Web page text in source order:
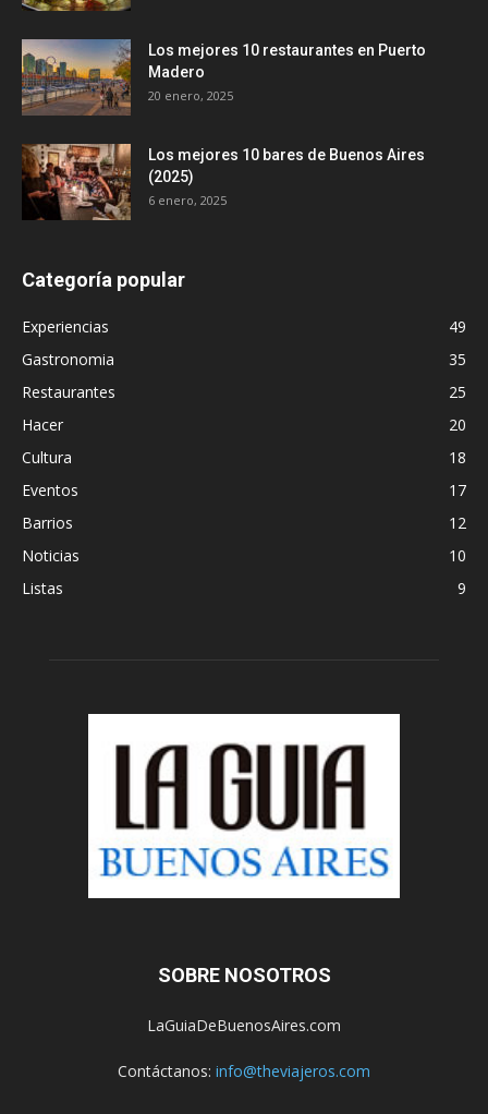
Los mejores 10 restaurantes en Puerto
Madero
20 enero, 2025
Los mejores 10 bares de Buenos Aires
(2025)
6 enero, 2025
Categoría popular
Experiencias
49
Gastronomia
35
Restaurantes
25
Hacer
20
Cultura
18
Eventos
17
Barrios
12
Noticias
10
Listas
9
SOBRE NOSOTROS
LaGuiaDeBuenosAires.com
Contáctanos: info@theviajeros.com